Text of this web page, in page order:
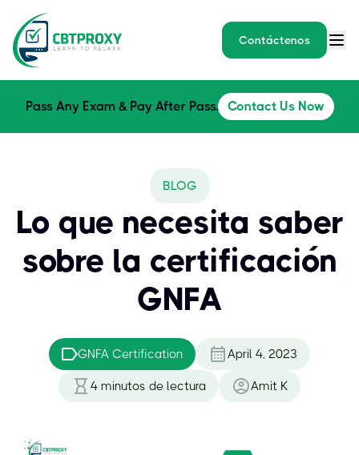
Contáctenos
Pass Any Exam & Pay After Pass. Contact Us Now
BLOG
Lo que necesita saber
sobre la certificación
GNFA
GNFA Certification April 4, 2023
4 minutos de lectura Amit K